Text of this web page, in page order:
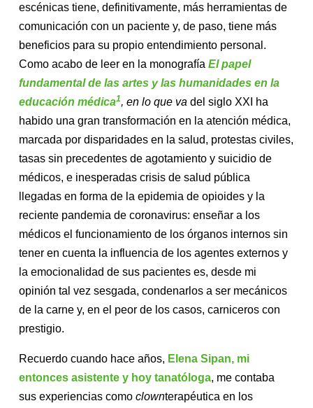
escénicas tiene, definitivamente, más herramientas de
comunicación con un paciente y, de paso, tiene más
beneficios para su propio entendimiento personal.
Como acabo de leer en la monografía El papel
fundamental de las artes y las humanidades en la
educación médica1, en lo que va del siglo XXI ha
habido una gran transformación en la atención médica,
marcada por disparidades en la salud, protestas civiles,
tasas sin precedentes de agotamiento y suicidio de
médicos, e inesperadas crisis de salud pública
llegadas en forma de la epidemia de opioides y la
reciente pandemia de coronavirus: enseñar a los
médicos el funcionamiento de los órganos internos sin
tener en cuenta la influencia de los agentes externos y
la emocionalidad de sus pacientes es, desde mi
opinión tal vez sesgada, condenarlos a ser mecánicos
de la carne y, en el peor de los casos, carniceros con
prestigio.
Recuerdo cuando hace años, Elena Sipan, mi
entonces asistente y hoy tanatóloga, me contaba
sus experiencias como clownterapéutica en los